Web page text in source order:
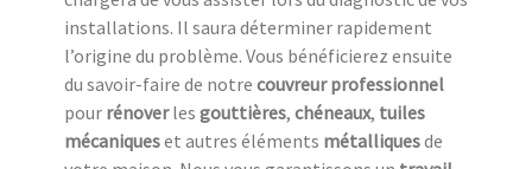
installations. Il saura déterminer rapidement
l’origine du problème. Vous bénéficierez ensuite
du savoir-faire de notre couvreur professionnel
pour rénoverles gouttières, chéneaux, tuiles
mécaniqueset autres éléments métalliquesde